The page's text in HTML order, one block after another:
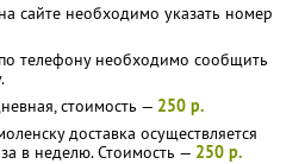
сайте необходимо указать номер
телефону необходимо сообщить
стоимость — 250 р.
доставка осуществляется
в неделю. Стоимость — 250 р.